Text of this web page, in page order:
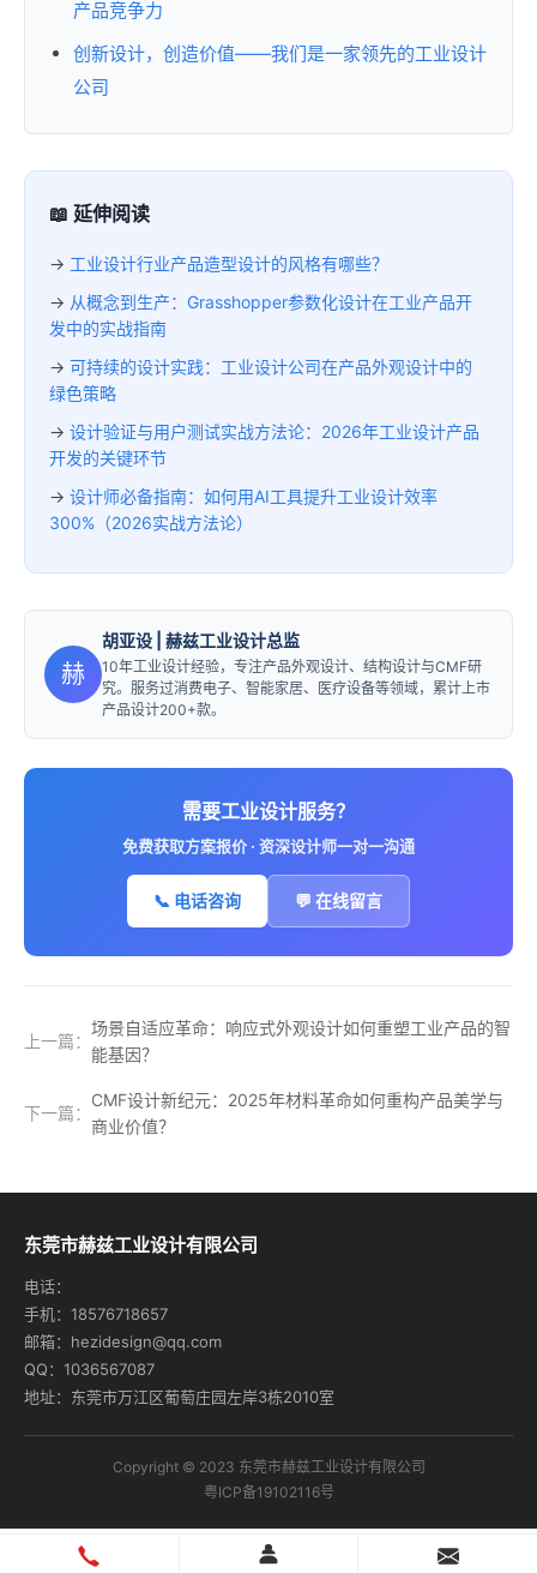
产品竞争力
创新设计，创造价值——我们是一家领先的工业设计
公司
📖 延伸阅读
→ 工业设计行业产品造型设计的风格有哪些？
→ 从概念到生产：Grasshopper参数化设计在工业产品开
发中的实战指南
→ 可持续的设计实践：工业设计公司在产品外观设计中的
绿色策略
→ 设计验证与用户测试实战方法论：2026年工业设计产品
开发的关键环节
→ 设计师必备指南：如何用AI工具提升工业设计效率
300%（2026实战方法论）
赫
胡亚设 | 赫兹工业设计总监
10年工业设计经验，专注产品外观设计、结构设计与CMF研
究。服务过消费电子、智能家居、医疗设备等领域，累计上市
产品设计200+款。
需要工业设计服务？
免费获取方案报价 · 资深设计师一对一沟通
📞 电话咨询 💬 在线留言
上一篇：
场景自适应革命：响应式外观设计如何重塑工业产品的智
能基因？
下一篇：
CMF设计新纪元：2025年材料革命如何重构产品美学与
商业价值？
东莞市赫兹工业设计有限公司
电话：
手机：18576718657
邮箱：hezidesign@qq.com
QQ：1036567087
地址：东莞市万江区葡萄庄园左岸3栋2010室
Copyright © 2023 东莞市赫兹工业设计有限公司
粤ICP备19102116号